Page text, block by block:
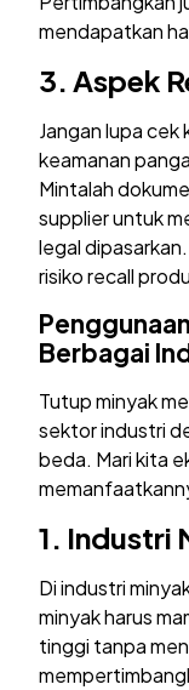
mendapatkan
3. Aspek
Jangan lupa
keamanan
Mintalah
supplier untuk
legal
risiko recall
Berbagai
Tutup minyak
sektor industri
beda. Mari kita
1. Industri
Di industri
minyak harus
tinggi tanpa